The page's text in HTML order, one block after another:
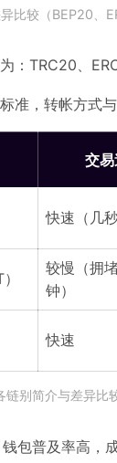
比较（BEP20、
：TRC20、
准，转帐方式与
交
快速（几秒
较慢（拥
钟）
快速
链别简介与差异比
包普及率高，